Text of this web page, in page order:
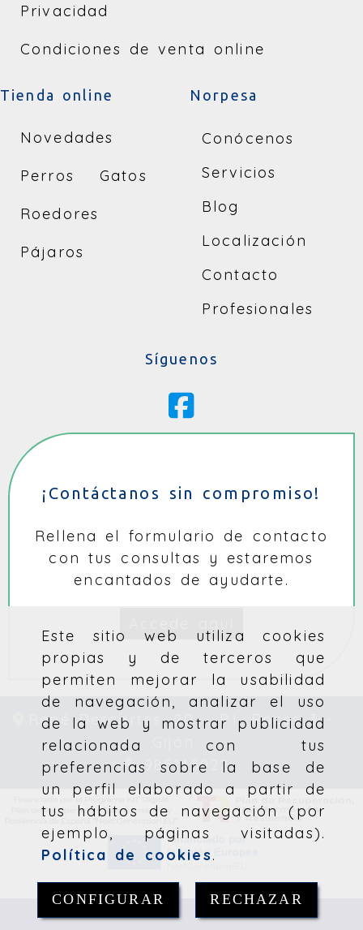
Este sitio web utiliza cookies
propias y de terceros que
permiten mejorar la usabilidad
de navegación, analizar el uso
de la web y mostrar publicidad
relacionada con tus
preferencias sobre la base de
un perfil elaborado a partir de
tus hábitos de navegación (por
ejemplo, páginas visitadas).
Política de cookies.
CONFIGURAR RECHAZAR
Privacidad
Condiciones de venta online
Tienda online
Novedades
Perros Gatos
Roedores
Pájaros
Norpesa
Conócenos
Servicios
Blog
Localización
Contacto
Profesionales
Síguenos
¡Contáctanos sin compromiso!
Rellena el formulario de contacto
con tus consultas y estaremos
encantados de ayudarte.
René Descartes, 20 – P.I. Roces 3 -
985145922